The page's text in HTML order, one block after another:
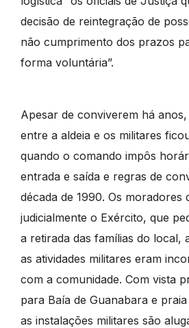
decisão de reintegração de
não cumprimento dos prazos
forma voluntária”.
Apesar de conviverem há
entre a aldeia e os militares
quando o comando impôs
entrada e saída e regras de
década de 1990. Os moradores
judicialmente o Exército, que
a retirada das famílias do local,
as atividades militares eram
com a comunidade. Com vista
para Baía de Guanabara e
as instalações militares são